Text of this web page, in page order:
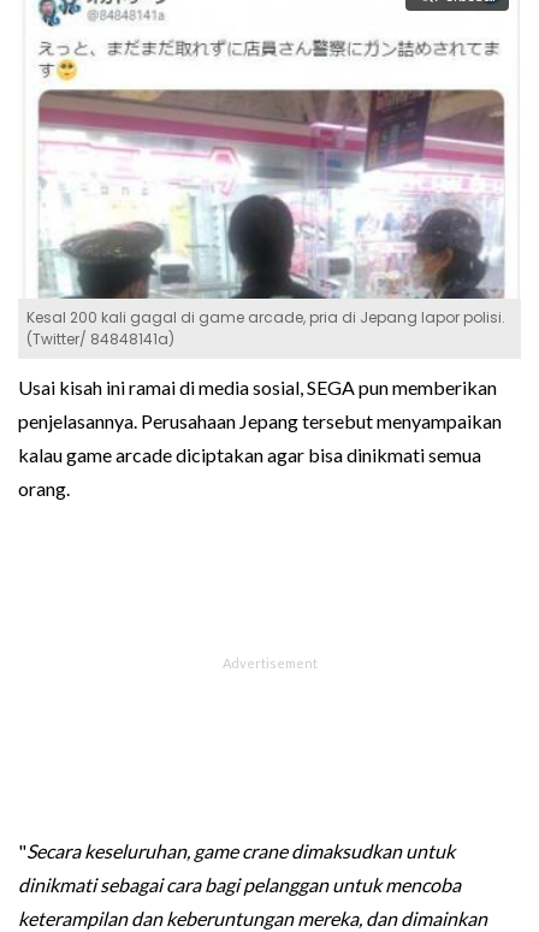
Kesal 200 kali gagal di game arcade, pria di Jepang lapor polisi.
(Twitter/ 84848141a)
Usai kisah ini ramai di media sosial, SEGA pun memberikan
penjelasannya. Perusahaan Jepang tersebut menyampaikan
kalau game arcade diciptakan agar bisa dinikmati semua
orang.
"Secara keseluruhan, game crane dimaksudkan untuk
dinikmati sebagai cara bagi pelanggan untuk mencoba
keterampilan dan keberuntungan mereka, dan dimainkan